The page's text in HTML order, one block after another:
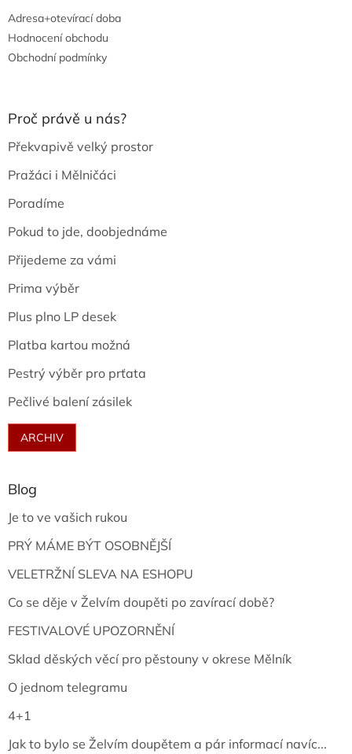
Adresa+otevírací doba
Hodnocení obchodu
Obchodní podmínky
Proč právě u nás?
Překvapivě velký prostor
Pražáci i Mělničáci
Poradíme
Pokud to jde, doobjednáme
Přijedeme za vámi
Prima výběr
Plus plno LP desek
Platba kartou možná
Pestrý výběr pro prťata
Pečlivé balení zásilek
ARCHIV
Blog
Je to ve vašich rukou
PRÝ MÁME BÝT OSOBNĚJŠÍ
VELETRŽNÍ SLEVA NA ESHOPU
Co se děje v Želvím doupěti po zavírací době?
FESTIVALOVÉ UPOZORNĚNÍ
Sklad děských věcí pro pěstouny v okrese Mělník
O jednom telegramu
4+1
Jak to bylo se Želvím doupětem a pár informací navíc...